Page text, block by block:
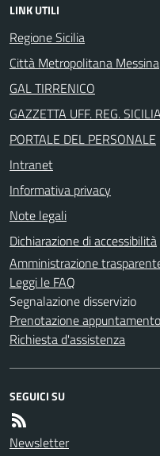
LINK UTILI
Regione Sicilia
Città Metropolitana Messina
GAL TIRRENICO
GAZZETTA UFF. REG.
PORTALE DEL PERSONALE
Intranet
Informativa privacy
Note legali
Dichiarazione di accessibilità
Amministrazione
Leggi le FAQ
Segnalazione disservizio
Prenotazione appuntamento
Richiesta d'assistenza
SEGUICI SU
Newsletter